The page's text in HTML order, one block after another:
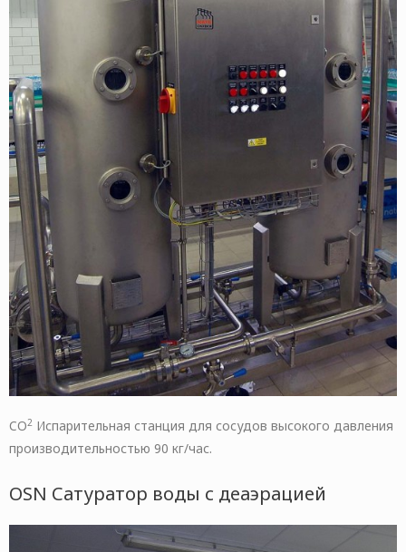
CO2 Испарительная станция для сосудов высокого давления
производительностью 90 кг/час.
OSN Сатуратор воды с деаэрацией